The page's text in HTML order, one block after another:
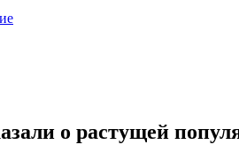
о растущей